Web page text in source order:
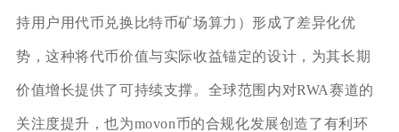
持用户用代币兑换比特币矿场算力）形成了差异化优
势，这种将代币价值与实际收益锚定的设计，为其长期
价值增长提供了可持续支撑。全球范围内对RWA赛道的
关注度提升，也为movon币的合规化发展创造了有利环